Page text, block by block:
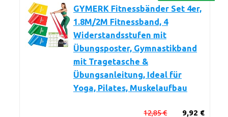
GYMERK Fitnessbänder Set 4er,
1.8M/2M Fitnessband, 4
Widerstandsstufen mit
Übungsposter, Gymnastikband
mit Tragetasche &
Übungsanleitung, Ideal für
Yoga, Pilates, Muskelaufbau
9,92 €
12,85 €